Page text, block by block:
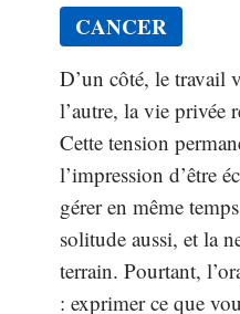
CANCER
D’un côté, le travail
l’autre, la vie privée
Cette tension
l’impression d’être
gérer en même
solitude aussi, et la
terrain. Pourtant,
: exprimer ce que